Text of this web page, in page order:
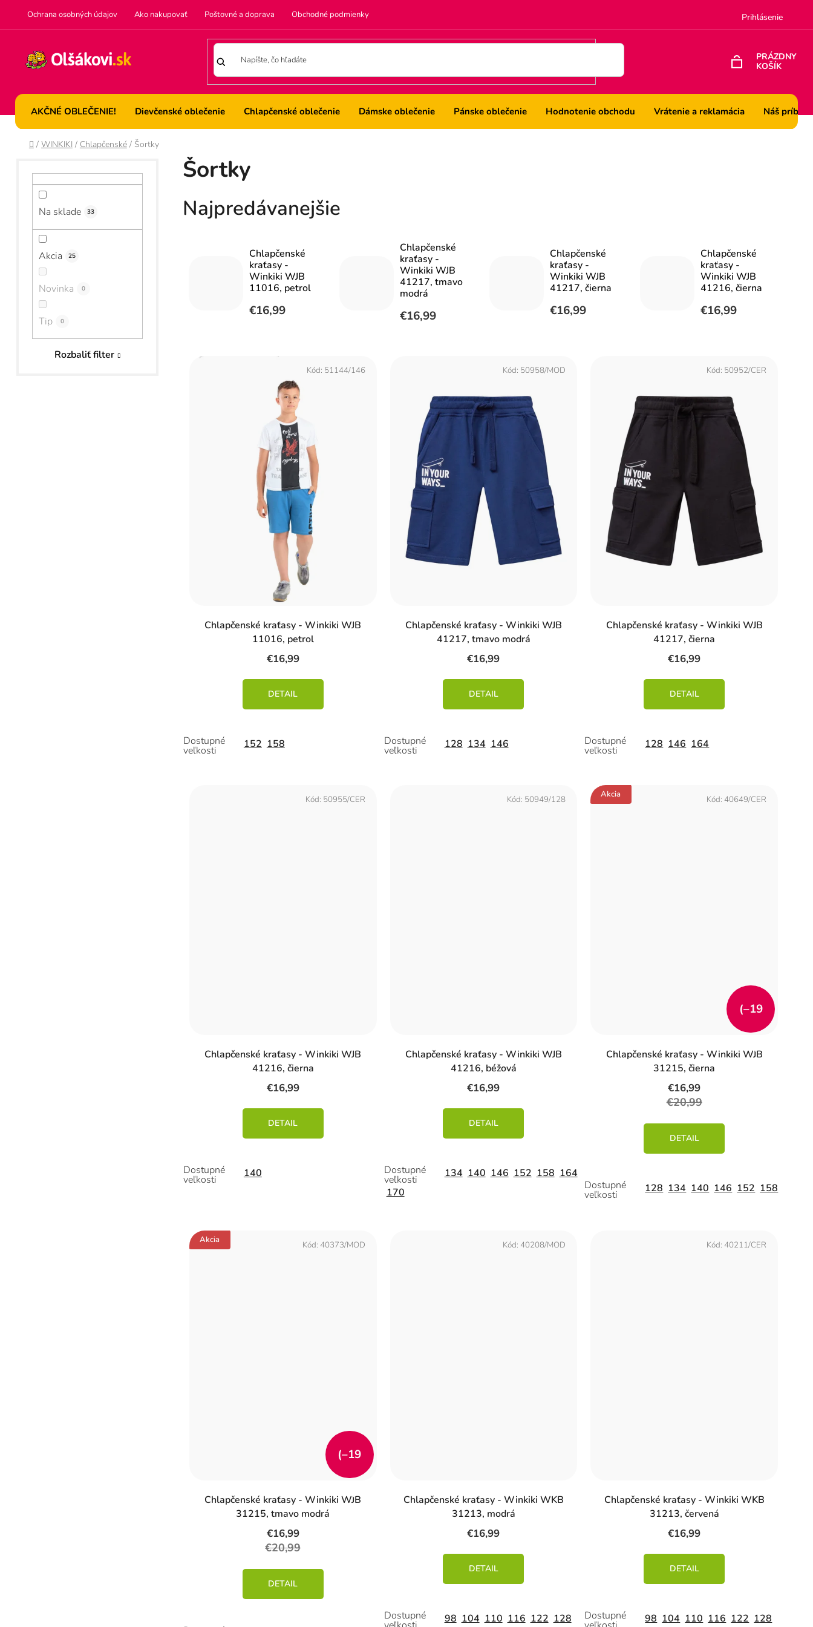
obsah
Ochrana osobných údajov Ako nakupovať Poštovné a doprava Obchodné podmienky Prihlásenie
KOŠÍK
PRÁZDNY
KOŠÍK
AKČNÉ OBLEČENIE! Dievčenské oblečenie Chlapčenské oblečenie Dámske oblečenie Pánske oblečenie Hodnotenie obchodu Vrátenie a reklamácia Náš príbeh
Domov
/ WINKIKI / Chlapčenské / Šortky
B
Na sklade 33
Akcia 25
Novinka 0
Tip 0
Rozbaliť filter
Šortky
Najpredávanejšie
Chlapčenské
kraťasy -
Winkiki WJB
11016, petrol
€16,99
Chlapčenské
kraťasy -
Winkiki WJB
41217, tmavo
modrá
€16,99
Chlapčenské
kraťasy -
Winkiki WJB
41217, čierna
€16,99
Chlapčenské
kraťasy -
Winkiki WJB
41216, čierna
€16,99
Chlapčenské kraťasy - Winkiki WJB
11016, petrol
€16,99
DETAIL
152 158
Kód: 51144/146
Chlapčenské kraťasy - Winkiki WJB
41217, tmavo modrá
€16,99
DETAIL
128 134 146
Kód: 50958/MOD
Chlapčenské kraťasy - Winkiki WJB
41217, čierna
€16,99
DETAIL
128 146 164
Kód: 50952/CER
Chlapčenské kraťasy - Winkiki WJB
41216, čierna
€16,99
DETAIL
140
Kód: 50955/CER
Chlapčenské kraťasy - Winkiki WJB
41216, béžová
€16,99
DETAIL
134 140 146 152 158 164
170
Kód: 50949/128 Akcia
Chlapčenské kraťasy - Winkiki WJB
31215, čierna
€16,99
€20,99
(–19
%)
DETAIL
128 134 140 146 152 158
Kód:40649/CER
Akcia
Chlapčenské kraťasy - Winkiki WJB
31215, tmavo modrá
€16,99
€20,99
(–19
%)
DETAIL
Kód: 40373/MOD
Chlapčenské kraťasy - Winkiki WKB
31213, modrá
€16,99
DETAIL
98 104 110 116 122 128
Kód:40208/MOD
Chlapčenské kraťasy - Winkiki WKB
31213, červená
€16,99
DETAIL
98 104 110 116 122 128
Kód:40211/CER